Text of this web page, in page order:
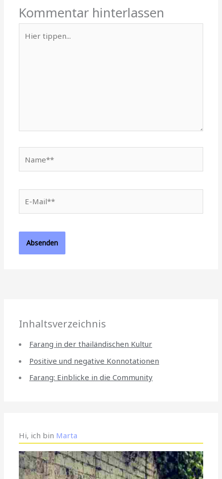
Kommentar hinterlassen
tippen...
Mail**
Inhaltsverzeichnis
Farang in der thailändischen Kultur
Positive und negative Konnotationen
Farang: Einblicke in die Community
Hi, ich bin Marta